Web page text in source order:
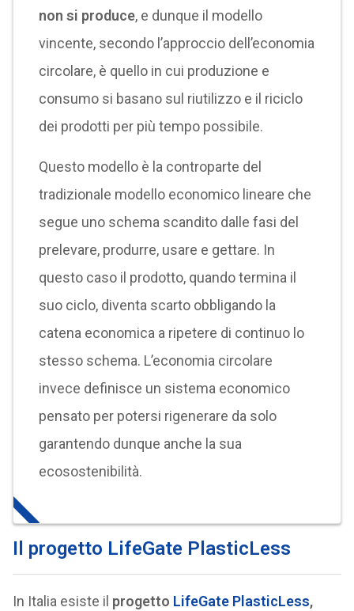
non si produce, e dunque il modello
vincente, secondo l’approccio dell’economia
circolare, è quello in cui produzione e
consumo si basano sul riutilizzo e il riciclo
dei prodotti per più tempo possibile.
Questo modello è la controparte del
tradizionale modello economico lineare che
segue uno schema scandito dalle fasi del
prelevare, produrre, usare e gettare. In
questo caso il prodotto, quando termina il
suo ciclo, diventa scarto obbligando la
catena economica a ripetere di continuo lo
stesso schema. L’economia circolare
invece definisce un sistema economico
pensato per potersi rigenerare da solo
garantendo dunque anche la sua
ecosostenibilità.
Il progetto LifeGate PlasticLess
In Italia esiste il progetto LifeGate PlasticLess,